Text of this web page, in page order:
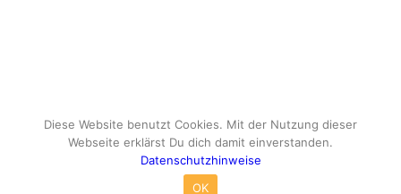
© Copyright - travelox.de - Sebastian Tuke
Diese Website benutzt Cookies. Mit der Nutzung dieser
Webseite erklärst Du dich damit einverstanden.
Datenschutzhinweise
OK